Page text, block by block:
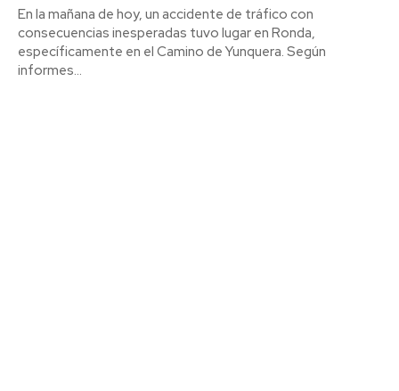
En la mañana de hoy, un accidente de tráfico con
consecuencias inesperadas tuvo lugar en Ronda,
específicamente en el Camino de Yunquera. Según
informes...